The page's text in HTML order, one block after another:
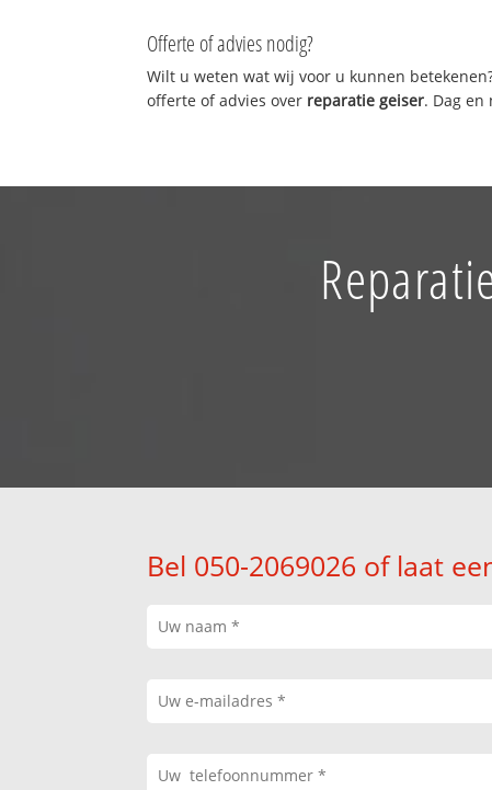
Offerte of advies nodig?
Wilt u weten wat wij voor u kunnen
offerte of advies over reparatie geiser. Dag en
Bel 050-2069026 of laat